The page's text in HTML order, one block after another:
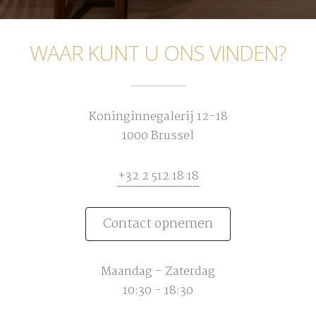
WAAR KUNT U ONS VINDEN?
Koninginnegalerij 12-18
1000 Brussel
+32 2 512 18 18
Contact opnemen
Maandag - Zaterdag
10:30 - 18:30